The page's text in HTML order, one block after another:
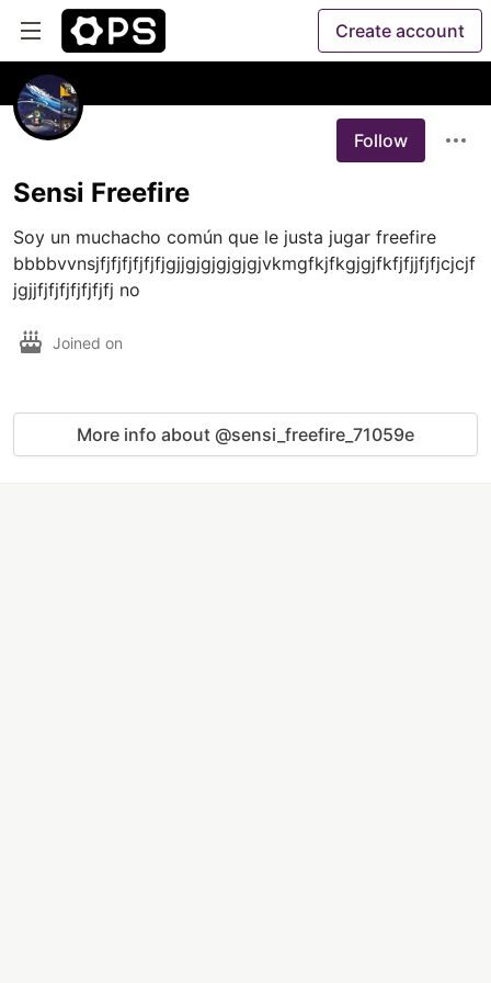
Create account
Follow
Sensi Freefire
Soy un muchacho común que le justa jugar freefire
bbbbvvnsjfjfjfjfjfjfjgjjgjgjgjgjgjvkmgfkjfkgjgjfkfjfjjfjfjcjcjf
jgjjfjfjfjfjfjfjfj no
Joined on
More info about @sensi_freefire_71059e